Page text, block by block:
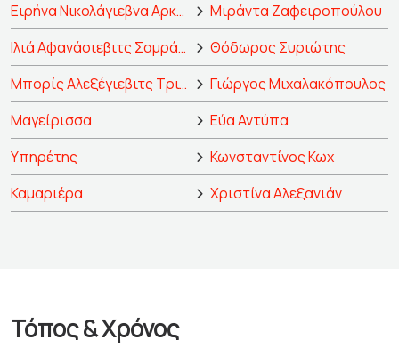
Ειρήνα Νικολάγιεβνα Αρκάντινα, ηθοποιός
Μιράντα Ζαφειροπούλου
Ιλιά Αφανάσιεβιτς Σαμράγεφ
Θόδωρος Συριώτης
Μπορίς Αλεξέγιεβιτς Τριγκόριν, συγγραφέας
Γιώργος Μιχαλακόπουλος
Μαγείρισσα
Εύα Αντύπα
Υπηρέτης
Κωνσταντίνος Κωχ
Καμαριέρα
Χριστίνα Αλεξανιάν
Τόπος & Χρόνος